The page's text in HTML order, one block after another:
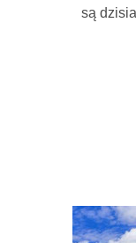
są